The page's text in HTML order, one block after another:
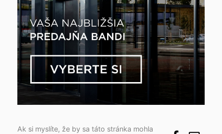
Ak si myslíte, že by sa táto stránka mohla